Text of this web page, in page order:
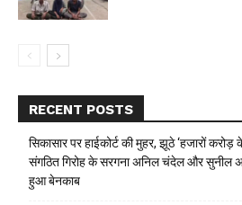
RECENT POSTS
सिकासार पर हाईकोर्ट की मुहर, झूठे ‘हजारों करोड़
संगठित गिरोह के सरगना अनिल चंदेल और सुनील
हुआ बेनकाब